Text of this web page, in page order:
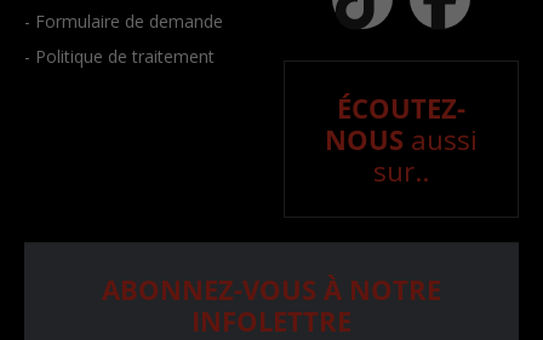
- Formulaire de demande
- Politique de traitement
ÉCOUTEZ-
NOUS aussi
sur..
ABONNEZ-VOUS À NOTRE
INFOLETTRE